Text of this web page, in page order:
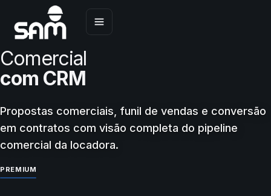
Menu
Comercial
com CRM
Propostas comerciais, funil de vendas e conversão
em contratos com visão completa do pipeline
comercial da locadora.
PREMIUM